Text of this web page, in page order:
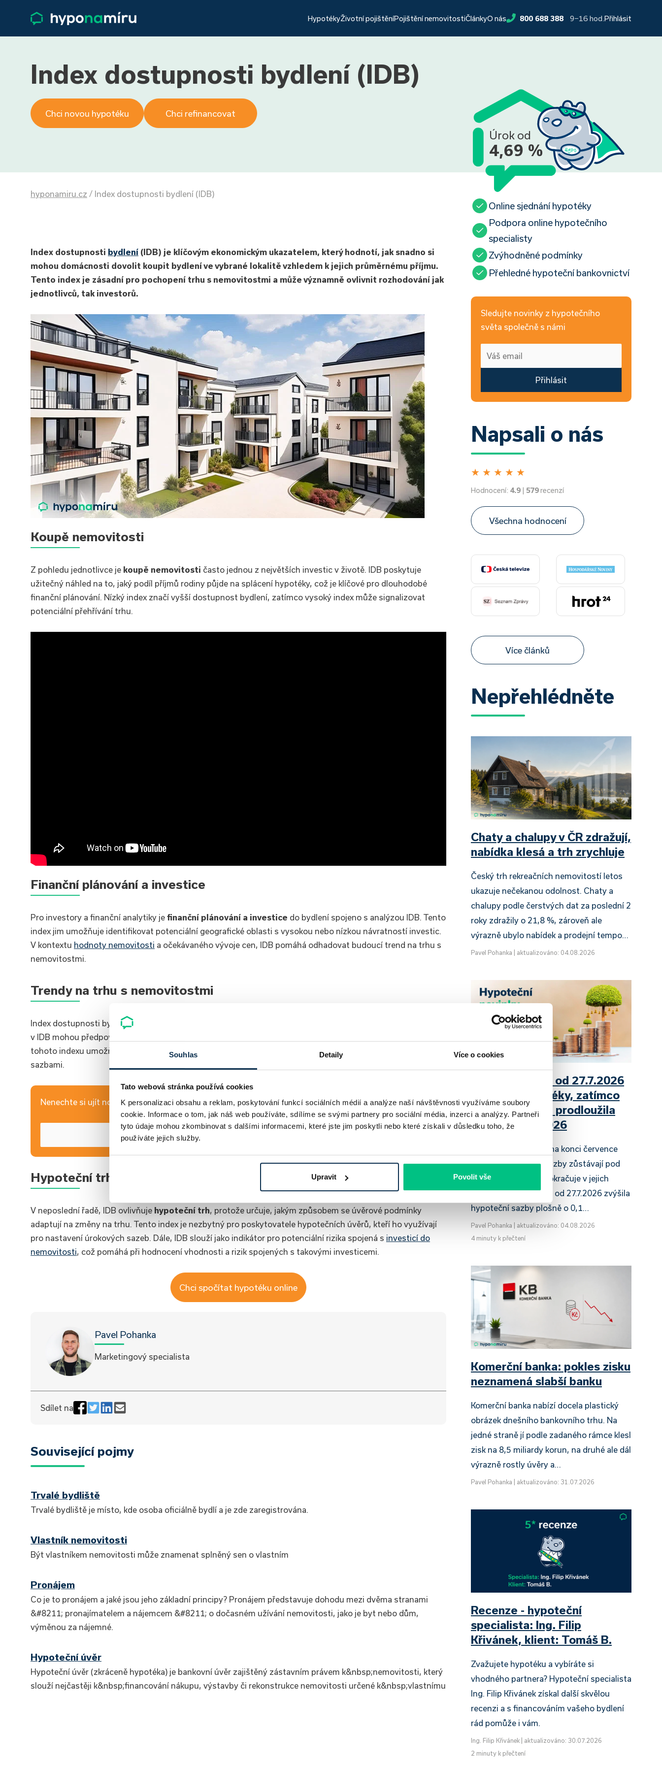
Souhlas Detaily Více o cookies
Tato webová stránka používá cookies
K personalizaci obsahu a reklam, poskytování funkcí sociálních médií a analýze naší návštěvnosti využíváme soubory
cookie. Informace o tom, jak náš web používáte, sdílíme se svými partnery pro sociální média, inzerci a analýzy. Partneři
tyto údaje mohou zkombinovat s dalšími informacemi, které jste jim poskytli nebo které získali v důsledku toho, že
používáte jejich služby.
Upravit Povolit vše
HypotékyŽivotní pojištěníPojištění nemovitostiČlánkyO nás 800 688 388 9−16 hod. Přihlásit
Index dostupnosti bydlení (IDB)
Chci novou hypotéku Chci refinancovat
Úrok od
4,69 %
hyponamiru.cz / Index dostupnosti bydlení (IDB)
Index dostupnosti bydlení (IDB) je klíčovým ekonomickým ukazatelem, který hodnotí, jak snadno si
mohou domácnosti dovolit koupit bydlení ve vybrané lokalitě vzhledem k jejich průměrnému příjmu.
Tento index je zásadní pro pochopení trhu s nemovitostmi a může významně ovlivnit rozhodování jak
jednotlivců, tak investorů.
Koupě nemovitosti
Z pohledu jednotlivce je koupě nemovitosti často jednou z největších investic v životě. IDB poskytuje
užitečný náhled na to, jaký podíl příjmů rodiny půjde na splácení hypotéky, což je klíčové pro dlouhodobé
finanční plánování. Nízký index značí vyšší dostupnost bydlení, zatímco vysoký index může signalizovat
potenciální přehřívání trhu.
Finanční plánování a investice
Pro investory a finanční analytiky je finanční plánování a investice do bydlení spojeno s analýzou IDB. Tento
index jim umožňuje identifikovat potenciální geografické oblasti s vysokou nebo nízkou návratností investic.
V kontextu hodnoty nemovitosti a očekávaného vývoje cen, IDB pomáhá odhadovat budoucí trend na trhu s
nemovitostmi.
Trendy na trhu s nemovitostmi
Index dostupnosti bydlení je také nesmírně užitečný pro sledování
v IDB mohou předpovědět změny v poptávce po bydlení, což je důležité pro všechny účastníky trhu. Analýza
tohoto indexu umožňuje lepší pochopení vztahu mezi cenami nemovitostí, příjmy obyvatel a úrokovými
sazbami.
Nenechte si ujít novinky z hypotečního a realitního trhu – pro kupující i profesionály.
Hypoteční trh
V neposlední řadě, IDB ovlivňuje hypoteční trh, protože určuje, jakým způsobem se úvěrové podmínky
adaptují na změny na trhu. Tento index je nezbytný pro poskytovatele hypotečních úvěrů, kteří ho využívají
pro nastavení úrokových sazeb. Dále, IDB slouží jako indikátor pro potenciální rizika spojená s investicí do
nemovitosti, což pomáhá při hodnocení vhodnosti a rizik spojených s takovými investicemi.
Chci spočítat hypotéku online
Pavel Pohanka
Marketingový specialista
Sdílet na
Související pojmy
Trvalé bydliště
Trvalé bydliště je místo, kde osoba oficiálně bydlí a je zde zaregistrována.
Vlastník nemovitosti
Být vlastníkem nemovitosti může znamenat splněný sen o vlastním
Pronájem
Co je to pronájem a jaké jsou jeho základní principy? Pronájem představuje dohodu mezi dvěma stranami
&#8211; pronajímatelem a nájemcem &#8211; o dočasném užívání nemovitosti, jako je byt nebo dům,
výměnou za nájemné.
Hypoteční úvěr
Hypoteční úvěr (zkráceně hypotéka) je bankovní úvěr zajištěný zástavním právem k&nbsp;nemovitosti, který
slouží nejčastěji k&nbsp;financování nákupu, výstavby či rekonstrukce nemovitosti určené k&nbsp;vlastnímu
Online sjednání hypotéky
Podpora online hypotečního
specialisty
Zvýhodněné podmínky
Přehledné hypoteční bankovnictví
Sledujte novinky z hypotečního
světa společně s námi
Přihlásit
Napsali o nás
★ ★ ★ ★ ★
Hodnocení: 4.9 | 579recenzí
Všechna hodnocení
Více článků
Nepřehlédněte
Chaty a chalupy v ČR zdražují,
nabídka klesá a trh zrychluje
Český trh rekreačních nemovitostí letos
ukazuje nečekanou odolnost. Chaty a
chalupy podle čerstvých dat za poslední 2
roky zdražily o 21,8 %, zároveň ale
výrazně ubylo nabídek a prodejní tempo…
Pavel Pohanka aktualizováno: 04.08.2026
UniCredit Bank od 27.7.2026
zdražuje hypotéky, zatímco
Raiffeisenbank prodloužila
slevu do 6.9.2026
Český hypoteční trh na konci července
2026 potvrzuje, že sazby zůstávají pod
tlakem a část bank pokračuje v jejich
růstu. UniCredit Bank od 27.7.2026 zvýšila
hypoteční sazby plošně o 0,1…
Pavel Pohanka
aktualizováno: 04.08.2026
4 minuty k přečtení
Komerční banka: pokles zisku
neznamená slabší banku
Komerční banka nabízí docela plastický
obrázek dnešního bankovního trhu. Na
jedné straně jí podle zadaného rámce klesl
zisk na 8,5 miliardy korun, na druhé ale dál
výrazně rostly úvěry a…
Pavel Pohanka aktualizováno: 31.07.2026
Recenze - hypoteční
specialista: Ing. Filip
Křivánek, klient: Tomáš B.
Zvažujete hypotéku a vybíráte si
vhodného partnera? Hypoteční specialista
Ing. Filip Křivánek získal další skvělou
recenzi a s financováním vašeho bydlení
rád pomůže i vám.
Ing. Filip Křivánek
aktualizováno: 30.07.2026
2 minuty k přečtení